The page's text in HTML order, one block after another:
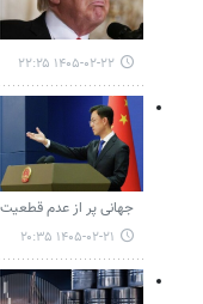
۱۴۰۵-۰۲-۲۲ ۲۲:۲۵
جهانی پر از عدم
۱۴۰۵-۰۲-۲۱ ۲۰:۳۵